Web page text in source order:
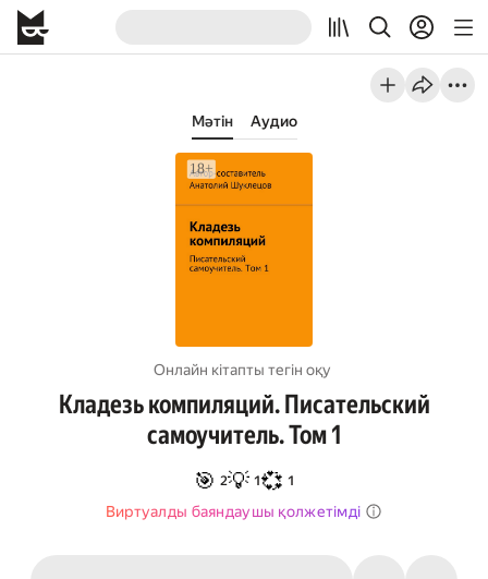
Мәтін Аудио
Онлайн кітапты тегін оқу
Кладезь компиляций. Писательский
самоучитель. Том 1
🎯 2💡 1💞 1
Виртуалды баяндаушы қолжетімді